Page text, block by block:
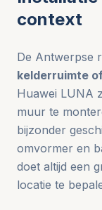
context
De Antwerpse
kelderruimte
Huawei LUNA
muur te
bijzonder
omvormer en
doet altijd een
locatie te